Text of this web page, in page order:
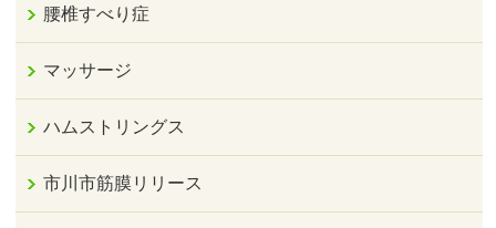
腰椎すべり症
マッサージ
ハムストリングス
市川市筋膜リリース